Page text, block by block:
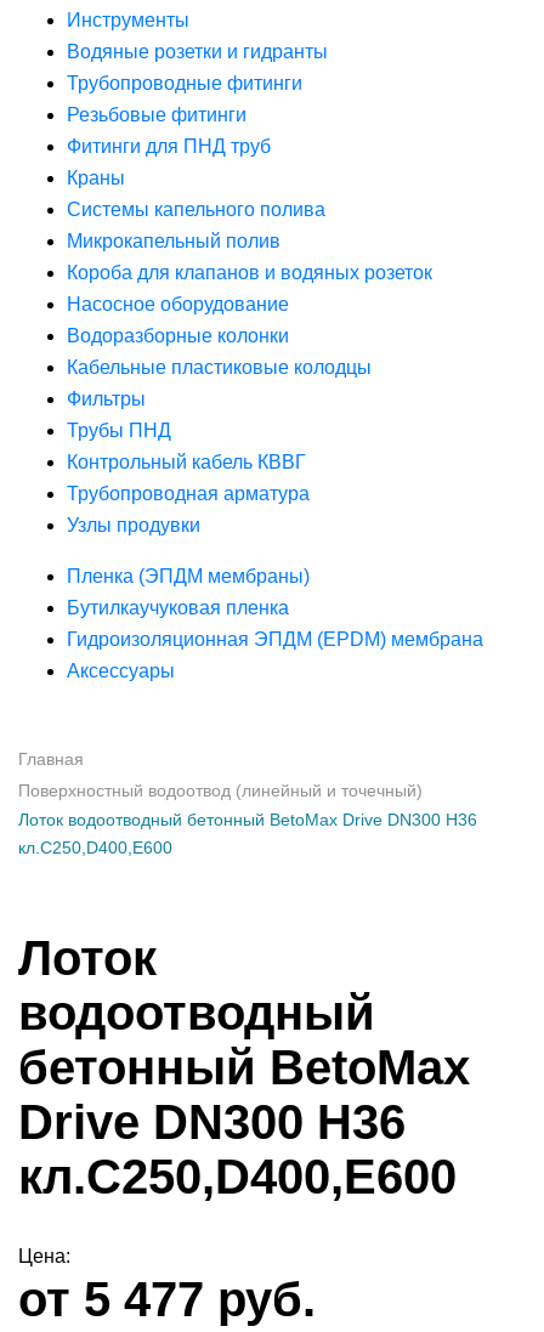
Инструменты
Водяные розетки и гидранты
Трубопроводные фитинги
Резьбовые фитинги
Фитинги для ПНД труб
Краны
Системы капельного полива
Микрокапельный полив
Короба для клапанов и водяных розеток
Насосное оборудование
Водоразборные колонки
Кабельные пластиковые колодцы
Фильтры
Трубы ПНД
Контрольный кабель КВВГ
Трубопроводная арматура
Узлы продувки
Пленка (ЭПДМ мембраны)
Бутилкаучуковая пленка
Гидроизоляционная ЭПДМ (EPDM) мембрана
Аксессуары
Главная
Поверхностный водоотвод (линейный и точечный)
Лоток водоотводный бетонный BetoMax Drive DN300 H36
кл.С250,D400,Е600
Лоток
водоотводный
бетонный BetoMax
Drive DN300 H36
кл.С250,D400,Е600
Цена:
от 5 477 руб.